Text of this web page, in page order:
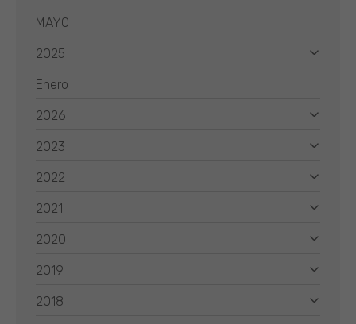
MAYO
2025
Enero
2026
2023
2022
2021
2020
2019
2018